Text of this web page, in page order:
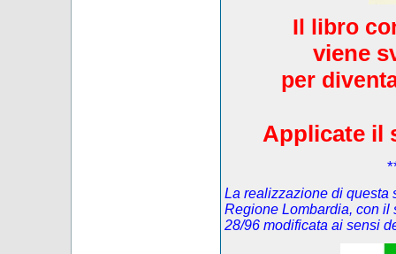
Il libro
viene
per
Applicate il
La realizzazione di questa
Regione Lombardia, con
28/96 modificata ai sensi